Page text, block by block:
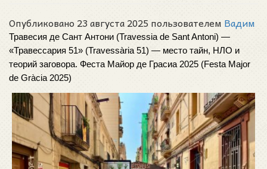
Опубликовано 23 августа 2025 пользователем Вадим
Травесия де Сант Антони (Travessia de Sant Antoni) —
«Травессария 51» (Travessària 51) — место тайн, НЛО и
теорий заговора. Феста Майор де Грасиа 2025 (Festa Major
de Gràcia 2025)